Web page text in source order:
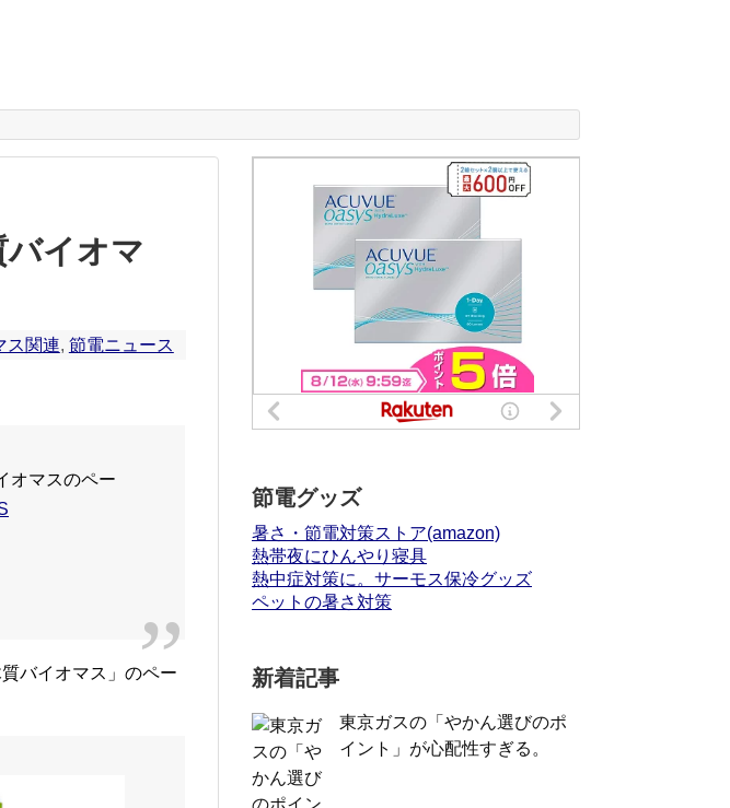
イオマ
ス関連, 節電ニュース
オマスのペー
バイオマス」のペー
節電グッズ
暑さ・節電対策ストア(amazon)
熱帯夜にひんやり寝具
熱中症対策に。サーモス保冷グッズ
ペットの暑さ対策
新着記事
東京ガスの「やかん選びのポ
イント」が心配性すぎる。